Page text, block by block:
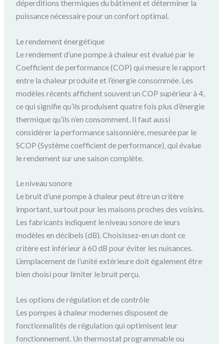
déperditions thermiques du bâtiment et déterminer la
puissance nécessaire pour un confort optimal.
Le rendement énergétique
Le rendement d’une pompe à chaleur est évalué par le
Coefficient de performance (COP) qui mesure le rapport
entre la chaleur produite et l’énergie consommée. Les
modèles récents affichent souvent un COP supérieur à 4,
ce qui signifie qu’ils produisent quatre fois plus d’énergie
thermique qu’ils n’en consomment. Il faut aussi
considérer la performance saisonnière, mesurée par le
SCOP (Système coefficient de performance), qui évalue
le rendement sur une saison complète.
Le niveau sonore
Le bruit d’une pompe à chaleur peut être un critère
important, surtout pour les maisons proches des voisins.
Les fabricants indiquent le niveau sonore de leurs
modèles en décibels (dB). Choisissez-en un dont ce
critère est inférieur à 60 dB pour éviter les nuisances.
L’emplacement de l’unité extérieure doit également être
bien choisi pour limiter le bruit perçu.
Les options de régulation et de contrôle
Les pompes à chaleur modernes disposent de
fonctionnalités de régulation qui optimisent leur
fonctionnement. Un thermostat programmable ou